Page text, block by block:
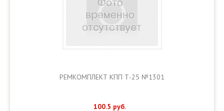
РЕМКОМПЛЕКТ КПП Т-25 №1301
100.5 руб.